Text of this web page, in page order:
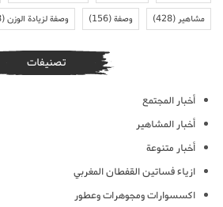
مشاهير(428) وصفة(156) وصفة لزيادة الوزن(138)
تصنيفات
أخبار المجتمع
أخبار المشاهير
أخبار متنوعة
ازياء فساتين القفطان المغربي
اكسسوارات ومجوهرات وعطور